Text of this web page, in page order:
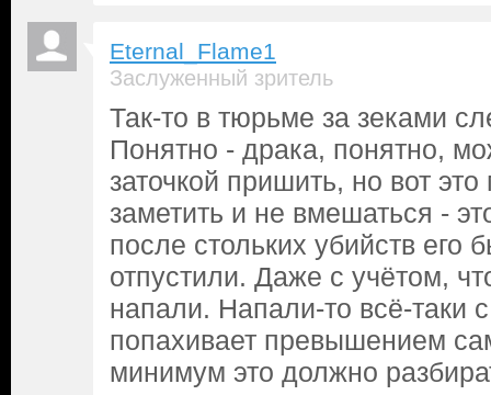
Eternal_Flame1
Заслуженный зритель
Так-то в тюрьме за зеками
Понятно - драка, понятно,
заточкой пришить, но вот
заметить и не вмешаться -
после стольких убийств его
отпустили. Даже с учётом,
напали. Напали-то всё-таки
попахивает превышением
минимум это должно